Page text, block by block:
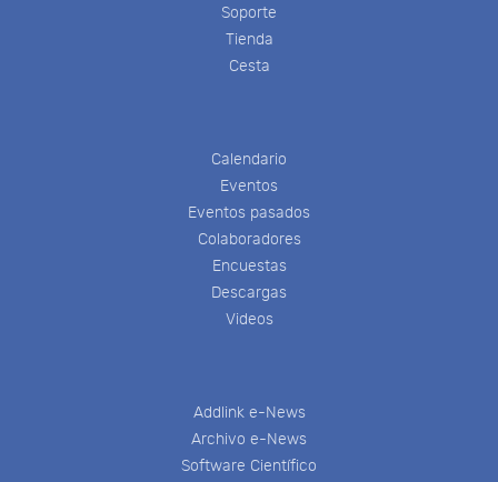
Soporte
Tienda
Cesta
Calendario
Eventos
Eventos pasados
Colaboradores
Encuestas
Descargas
Videos
Addlink e-News
Archivo e-News
Software Científico